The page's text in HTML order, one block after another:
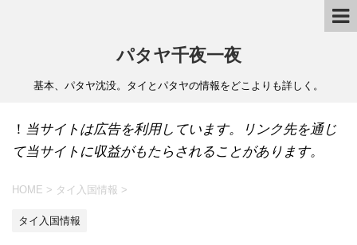
パタヤ千夜一夜
基本、パタヤ沈没。タイとパタヤの情報をどこよりも詳しく。
！ 当サイトは広告を利用しています。リンク先を通じ
て当サイトに収益がもたらされることがあります。
HOME > タイ入国情報 >
タイ入国情報